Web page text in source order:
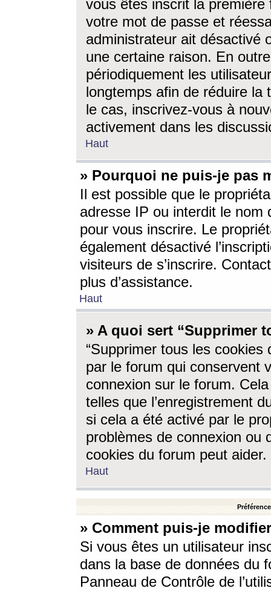
vous êtes inscrit la première
votre mot de passe et
administrateur ait désactivé
une certaine raison. En
périodiquement les
longtemps afin de réduire la
le cas, inscrivez-vous à
activement dans les
Haut
» Pourquoi ne puis-je pas
Il est possible que le
adresse IP ou interdit le nom
pour vous inscrire. Le
également désactivé
visiteurs de s’inscrire.
plus d’assistance.
Haut
» A quoi sert “Supprimer
“Supprimer tous les cookies
par le forum qui conservent
connexion sur le forum.
telles que l’enregistrement
si cela a été activé par le
problèmes de connexion ou
cookies du forum peut aider.
Haut
» Comment puis-je
Si vous êtes un utilisateur
dans la base de données du
Panneau de Contrôle de